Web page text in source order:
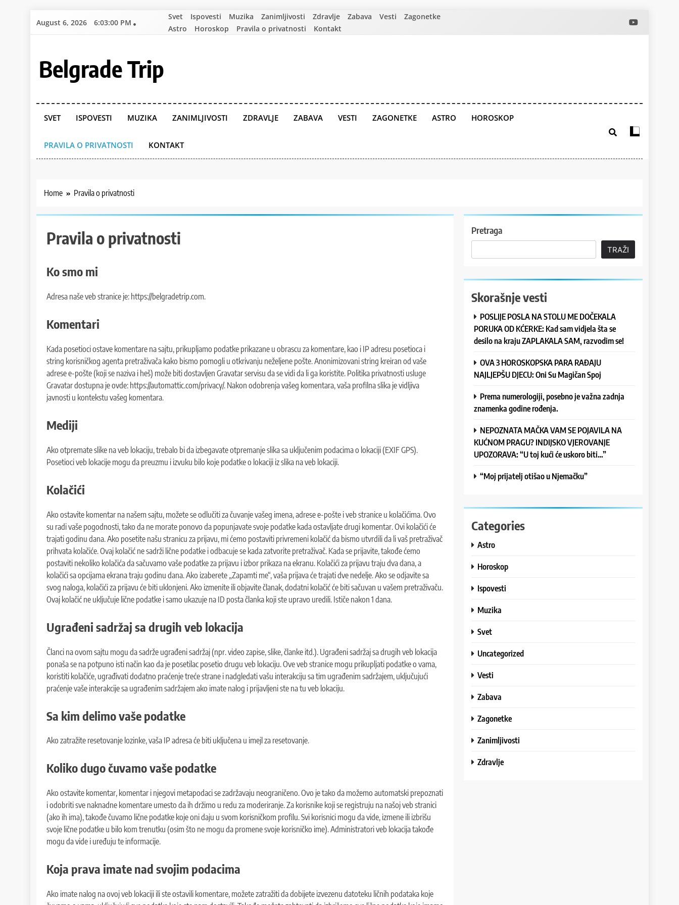
August 6, 2026 6:03:01 PM
Svet Ispovesti Muzika Zanimljivosti Zdravlje Zabava Vesti
Zagonetke
Astro
Horoskop Pravila o privatnosti Kontakt
Belgrade Trip
SVET ISPOVESTI MUZIKA ZANIMLJIVOSTI ZDRAVLJE ZABAVA VESTI ZAGONETKE ASTRO HOROSKOP
PRAVILA O PRIVATNOSTI KONTAKT
Home Pravila o privatnosti
Pravila o privatnosti
Ko smo mi
Adresa naše veb stranice je: https://belgradetrip.com.
Komentari
Kada posetioci ostave komentare na sajtu, prikupljamo podatke prikazane u obrascu za komentare, kao i IP adresu posetioca i
string korisničkog agenta pretraživača kako bismo pomogli u otkrivanju neželjene pošte. Anonimizovani string kreiran od vaše
adrese e-pošte (koji se naziva i heš) može biti dostavljen Gravatar servisu da se vidi da li ga koristite. Politika privatnosti usluge
Gravatar dostupna je ovde: https://automattic.com/privacy/. Nakon odobrenja vašeg komentara, vaša profilna slika je vidljiva
javnosti u kontekstu vašeg komentara.
Mediji
Ako otpremate slike na veb lokaciju, trebalo bi da izbegavate otpremanje slika sa uključenim podacima o lokaciji (EXIF GPS).
Posetioci veb lokacije mogu da preuzmu i izvuku bilo koje podatke o lokaciji iz slika na veb lokaciji.
Kolačići
Ako ostavite komentar na našem sajtu, možete se odlučiti za čuvanje vašeg imena, adrese e-pošte i veb stranice u kolačićima. Ovo
su radi vaše pogodnosti, tako da ne morate ponovo da popunjavate svoje podatke kada ostavljate drugi komentar. Ovi kolačići će
trajati godinu dana. Ako posetite našu stranicu za prijavu, mi ćemo postaviti privremeni kolačić da bismo utvrdili da li vaš pretraživač
prihvata kolačiće. Ovaj kolačić ne sadrži lične podatke i odbacuje se kada zatvorite pretraživač. Kada se prijavite, takođe ćemo
postaviti nekoliko kolačića da sačuvamo vaše podatke za prijavu i izbor prikaza na ekranu. Kolačići za prijavu traju dva dana, a
kolačići sa opcijama ekrana traju godinu dana. Ako izaberete „Zapamti me“, vaša prijava će trajati dve nedelje. Ako se odjavite sa
svog naloga, kolačići za prijavu će biti uklonjeni. Ako izmenite ili objavite članak, dodatni kolačić će biti sačuvan u vašem pretraživaču.
Ovaj kolačić ne uključuje lične podatke i samo ukazuje na ID posta članka koji ste upravo uredili. Ističe nakon 1 dana.
Ugrađeni sadržaj sa drugih veb lokacija
Članci na ovom sajtu mogu da sadrže ugrađeni sadržaj (npr. video zapise, slike, članke itd.). Ugrađeni sadržaj sa drugih veb lokacija
ponaša se na potpuno isti način kao da je posetilac posetio drugu veb lokaciju. Ove veb stranice mogu prikupljati podatke o vama,
koristiti kolačiće, ugrađivati dodatno praćenje treće strane i nadgledati vašu interakciju sa tim ugrađenim sadržajem, uključujući
praćenje vaše interakcije sa ugrađenim sadržajem ako imate nalog i prijavljeni ste na tu veb lokaciju.
Sa kim delimo vaše podatke
Ako zatražite resetovanje lozinke, vaša IP adresa će biti uključena u imejl za resetovanje.
Koliko dugo čuvamo vaše podatke
Ako ostavite komentar, komentar i njegovi metapodaci se zadržavaju neograničeno. Ovo je tako da možemo automatski prepoznati
i odobriti sve naknadne komentare umesto da ih držimo u redu za moderiranje. Za korisnike koji se registruju na našoj veb stranici
(ako ih ima), takođe čuvamo lične podatke koje oni daju u svom korisničkom profilu. Svi korisnici mogu da vide, izmene ili izbrišu
svoje lične podatke u bilo kom trenutku (osim što ne mogu da promene svoje korisničko ime). Administratori veb lokacija takođe
mogu da vide i uređuju te informacije.
Koja prava imate nad svojim podacima
Ako imate nalog na ovoj veb lokaciji ili ste ostavili komentare, možete zatražiti da dobijete izvezenu datoteku ličnih podataka koje
Pretraga
TRAŽI
Skorašnje vesti
POSLIJE POSLA NA STOLU ME DOČEKALA
PORUKA OD KĆERKE: Kad sam vidjela šta se
desilo na kraju ZAPLAKALA SAM, razvodim se!
OVA 3 HOROSKOPSKA PARA RAĐAJU
NAJLJEPŠU DJECU: Oni Su Magičan Spoj
Prema numerologiji, posebno je važna zadnja
znamenka godine rođenja.
NEPOZNATA MAČKA VAM SE POJAVILA NA
KUĆNOM PRAGU? INDIJSKO VJEROVANJE
UPOZORAVA: “U toj kući će uskoro biti…”
“Moj prijatelj otišao u Njemačku”
Categories
Astro
Horoskop
Ispovesti
Muzika
Svet
Uncategorized
Vesti
Zabava
Zagonetke
Zanimljivosti
Zdravlje